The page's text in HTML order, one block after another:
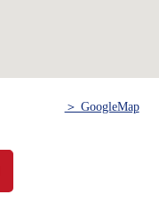
＞ GoogleMap